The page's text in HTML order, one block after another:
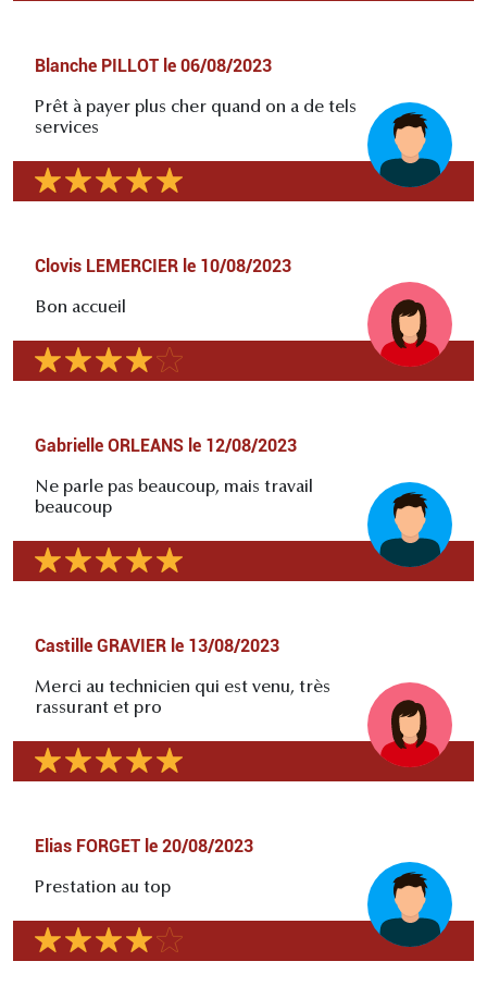
Blanche PILLOT le 06/08/2023
Prêt à payer plus cher quand on a de tels
services
Clovis LEMERCIER le 10/08/2023
Bon accueil
Gabrielle ORLEANS le 12/08/2023
Ne parle pas beaucoup, mais travail
beaucoup
Castille GRAVIER le 13/08/2023
Merci au technicien qui est venu, très
rassurant et pro
Elias FORGET le 20/08/2023
Prestation au top